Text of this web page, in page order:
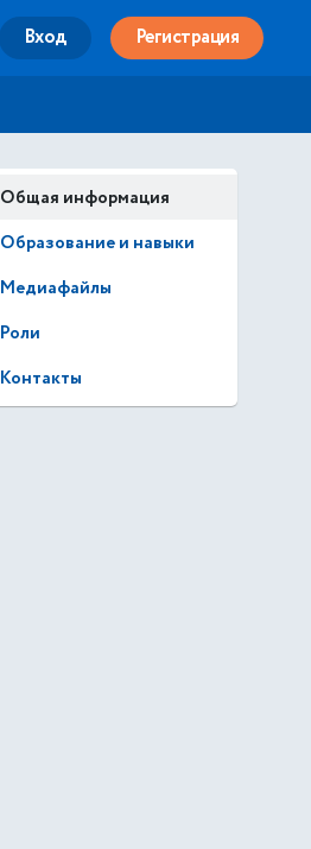
Вход Регистрация
Общая информация
Образование и навыки
Медиафайлы
Роли
Контакты